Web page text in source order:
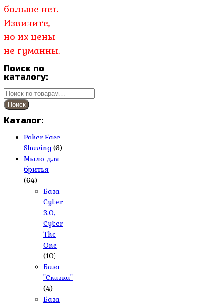
больше нет.
Извините,
но их цены
не гуманны.
Поиск по
каталогу:
Искать:
Поиск
Каталог:
Poker Face
Shaving (6)
Мыло для
бритья
(64)
База
Cyber
3.0,
Cyber
The
One
(10)
База
"Сказка"
(4)
База